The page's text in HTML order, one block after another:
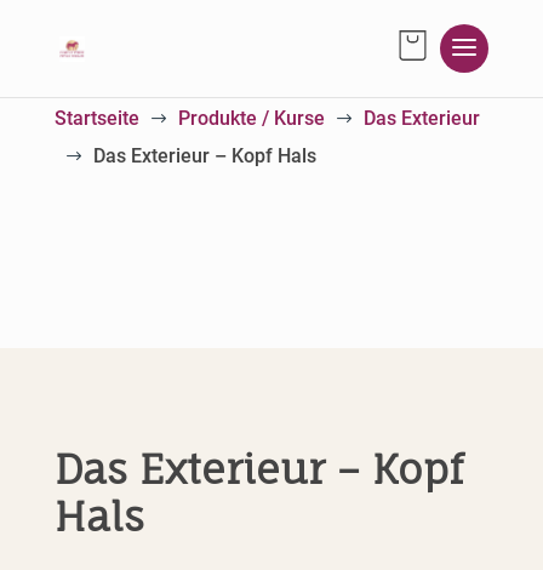
Startseite $ Produkte / Kurse $ Das Exterieur
$ Das Exterieur – Kopf Hals
Das Exterieur – Kopf
Hals